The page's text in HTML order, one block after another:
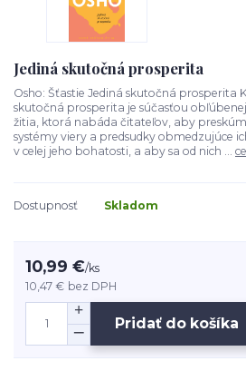
Jediná skutočná prosperita
Osho: Šťastie Jediná skutočná prosperita
skutočná prosperita je súčasťou
žitia, ktorá nabáda čitateľov, aby
systémy viery a predsudky obmedzujúce
v celej jeho bohatosti, a aby sa od nich ...
Dostupnosť Skladom
10,99 €/ks
10,47 € bez DPH
Pridať do košíka